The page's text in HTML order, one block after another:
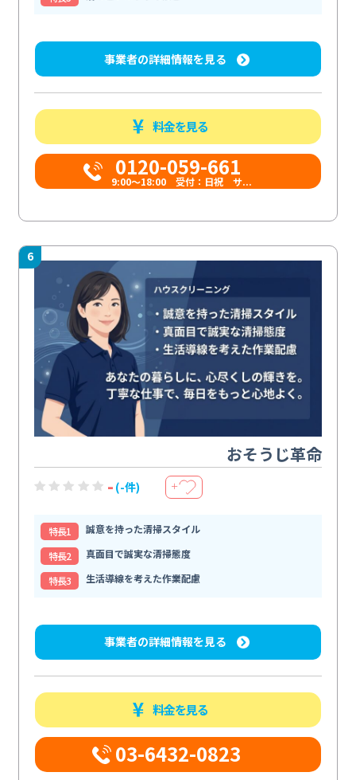
事業者の詳細情報を見る
料金を見る
0120-059-661
9:00〜18:00 受付：日祝 サ...
6
おそうじ革命
- (-件) ＋
特⻑1
誠意を持った清掃スタイル
特⻑2
真面目で誠実な清掃態度
特⻑3
生活導線を考えた作業配慮
事業者の詳細情報を見る
料金を見る
03-6432-0823